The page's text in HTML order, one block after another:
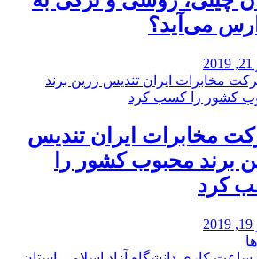
می‌آید؟
مخابرات ایران تندیس
برند محبوب کشور را
کرد